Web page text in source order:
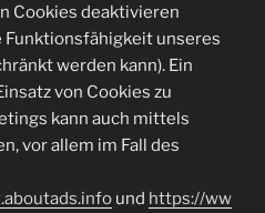
Cookies deaktivieren
Funktionsfähigkeit unseres
werden kann). Ein
von Cookies zu
kann auch mittels
vor allem im Fall des
und https://ww